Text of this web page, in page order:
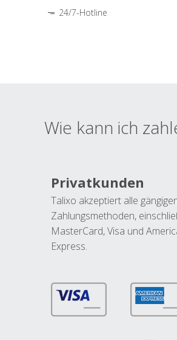
24/7-Hotline
Wie kann ich
Privatkunden
Talixo akzeptiert alle
Zahlungsmethoden,
MasterCard, Visa und
Express.